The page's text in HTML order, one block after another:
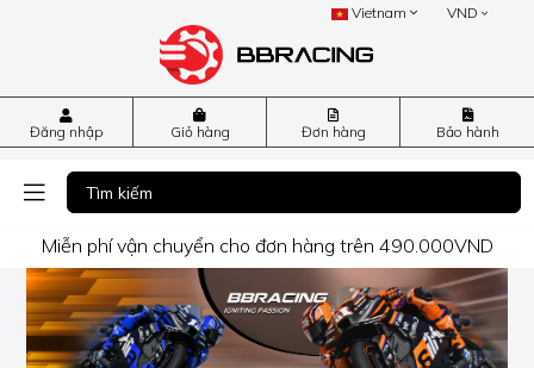
Vietnam VND
Đăng nhập Giỏ hàng Đơn hàng Bảo hành
Miễn phí vận chuyển cho đơn hàng trên 490.000VND